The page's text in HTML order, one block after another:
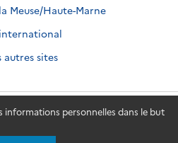
personnelles dans le but
Meuse/Haute-Marne
autres sites
Andra. Tous droits réservés.